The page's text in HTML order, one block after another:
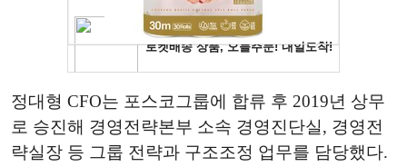
정대형 CFO는 포스코그룹에 합류 후 2019년 상무
로 승진해 경영전략본부 소속 경영진단실, 경영전
략실장 등 그룹 전략과 구조조정 업무를 담당했다.